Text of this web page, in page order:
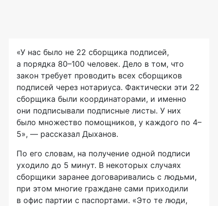
«У нас было не 22 сборщика подписей,
а порядка 80–100 человек. Дело в том, что
закон требует проводить всех сборщиков
подписей через нотариуса. Фактически эти 22
сборщика были координаторами, и именно
они подписывали подписные листы. У них
было множество помощников, у каждого по 4–
5», — рассказал Дыханов.
По его словам, на получение одной подписи
уходило до 5 минут. В некоторых случаях
сборщики заранее договаривались с людьми,
при этом многие граждане сами приходили
в офис партии с паспортами. «Это те люди,